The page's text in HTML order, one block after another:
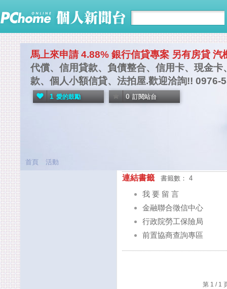
馬上來申請 4.88% 銀行信貸專案 另有房貸 汽
代償、信用貸款、負債整合、信用卡、現金
款、個人小額信貸、法拍屋.歡迎洽詢!!
1 愛的鼓勵 0 訂閱站台
首頁 活動
連結書籤 書籤數： 4
我 要 留 言
金融聯合徵信中心
行政院勞工保險局
前置協商查詢專區
第 1 /